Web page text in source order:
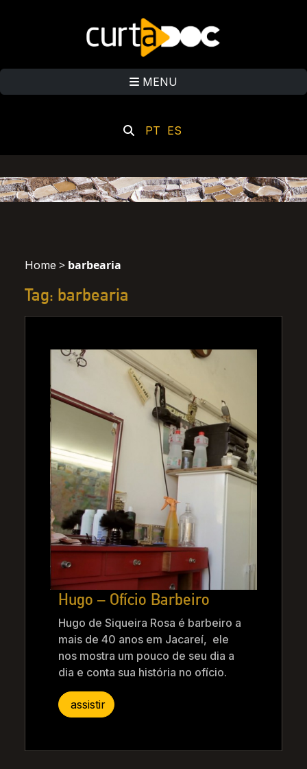
MENU
PT ES
Home > barbearia
Tag: barbearia
Hugo – Ofício Barbeiro
Hugo de Siqueira Rosa é barbeiro a
mais de 40 anos em Jacareí, ele
nos mostra um pouco de seu dia a
dia e conta sua história no ofício.
assistir